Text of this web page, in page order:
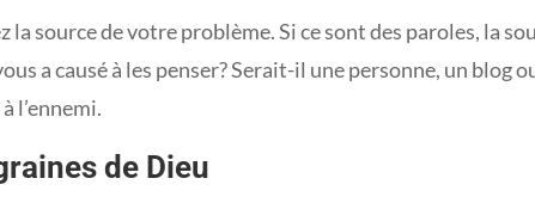
la source de votre problème. Si ce sont des paroles, la
a causé à les penser? Serait-il une personne, un
l’ennemi.
de Dieu